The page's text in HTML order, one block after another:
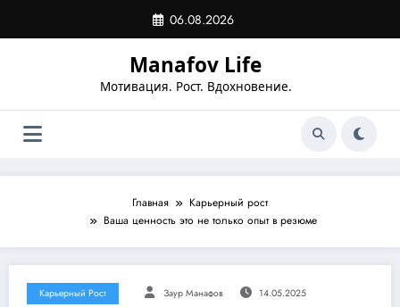
содержимому
06.08.2026
Manafov Life
Мотивация. Рост. Вдохновение.
Главная
Карьерный рост
Ваша ценность это не только опыт в резюме
Карьерный Рост Заур Манафов 14.05.2025